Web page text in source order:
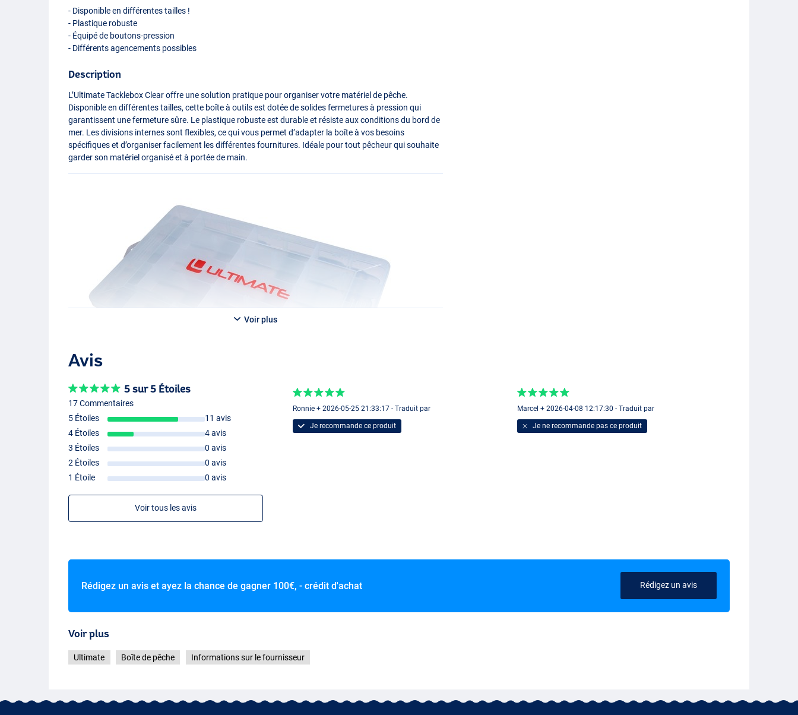
- Disponible en différentes tailles !
- Plastique robuste
- Équipé de boutons-pression
- Différents agencements possibles
Description
L’Ultimate Tacklebox Clear offre une solution pratique pour organiser votre matériel de pêche.
Disponible en différentes tailles, cette boîte à outils est dotée de solides fermetures à pression qui
garantissent une fermeture sûre. Le plastique robuste est durable et résiste aux conditions du bord de
mer. Les divisions internes sont flexibles, ce qui vous permet d’adapter la boîte à vos besoins
spécifiques et d’organiser facilement les différentes fournitures. Idéale pour tout pêcheur qui souhaite
garder son matériel organisé et à portée de main.
Voir plus
Avis
5 sur 5 Étoiles
17 Commentaires
5 Étoiles
11 avis
4 Étoiles
4 avis
3 Étoiles
0 avis
2 Étoiles
0 avis
1 Étoile
0 avis
Voir tous les avis
Ronnie + 2026-05-25 21:33:17 - Traduit par
Je recommande ce produit
Marcel + 2026-04-08 12:17:30 - Traduit par
Je ne recommande pas ce produit
Rédigez un avis et ayez la chance de gagner 100€, - crédit d'achat Rédigez un avis
Voir plus
Ultimate Boîte de pêche Informations sur le fournisseur